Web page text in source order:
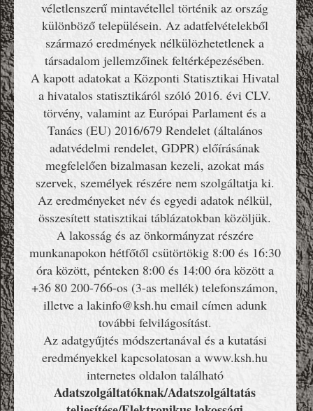
véletlenszerű mintavétellel történik az ország
különböző településein. Az adatfelvételekből
származó eredmények nélkülözhetetlenek a
társadalom jellemzőinek feltérképezésében.
A kapott adatokat a Központi Statisztikai Hivatal
a hivatalos statisztikáról szóló 2016. évi CLV.
törvény, valamint az Európai Parlament és a
Tanács (EU) 2016/679 Rendelet (általános
adatvédelmi rendelet, GDPR) előírásának
megfelelően bizalmasan kezeli, azokat más
szervek, személyek részére nem szolgáltatja ki.
Az eredményeket név és egyedi adatok nélkül,
összesített statisztikai táblázatokban közöljük.
A lakosság és az önkormányzat részére
munkanapokon hétfőtől csütörtökig 8:00 és 16:30
óra között, pénteken 8:00 és 14:00 óra között a
+36 80 200-766-os (3-as mellék) telefonszámon,
illetve a lakinfo@ksh.hu email címen adunk
további felvilágosítást.
Az adatgyűjtés módszertanával és a kutatási
eredményekkel kapcsolatosan a www.ksh.hu
internetes oldalon található
Adatszolgáltatóknak/Adatszolgáltatás